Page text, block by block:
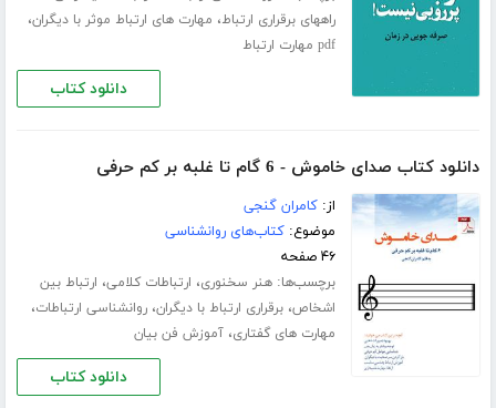
راههای برقراری ارتباط، مهارت های ارتباط موثر با دیگران،
pdf مهارت ارتباط
دانلود کتاب
دانلود کتاب صدای خاموش - 6 گام تا غلبه بر کم حرفی
از:کامران گنجی
موضوع:کتاب‌های روانشناسی
۴۶ صفحه
برچسب‌ها:هنر سخنوری، ارتباطات کلامی، ارتباط بین
اشخاص،برقراری ارتباط با دیگران،روانشناسی ارتباطات،
مهارت های گفتاری،آموزش فن بیان
دانلود کتاب